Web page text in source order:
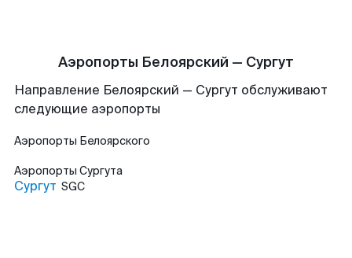
Аэропорты Белоярский — Сургут
Направление Белоярский — Сургут обслуживают
следующие аэропорты
Аэропорты Белоярского
Аэропорты Сургута
Сургут SGC